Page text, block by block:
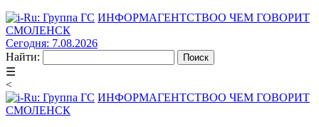
ИНФОРМАГЕНТСТВОО ЧЕМ ГОВОРИТ
СМОЛЕНСК
Сегодня: 7.08.2026
Найти:
☰
<
ИНФОРМАГЕНТСТВОО ЧЕМ ГОВОРИТ
СМОЛЕНСК